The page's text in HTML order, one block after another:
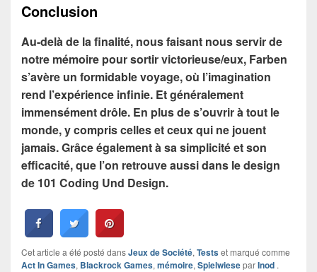
Conclusion
Au-delà de la finalité, nous faisant nous servir de
notre mémoire pour sortir victorieuse/eux, Farben
s’avère un formidable voyage, où l’imagination
rend l’expérience infinie. Et généralement
immensément drôle. En plus de s’ouvrir à tout le
monde, y compris celles et ceux qui ne jouent
jamais. Grâce également à sa simplicité et son
efficacité, que l’on retrouve aussi dans le design
de 101 Coding Und Design.
Cet article a été posté dansJeux de Société,Testset marqué comme
Act In Games, Blackrock Games,mémoire,SpielwieseparInod .